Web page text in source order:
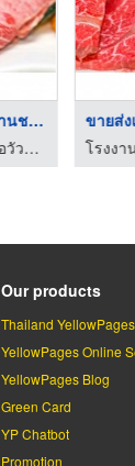
ขายส่งเนื้อวัวร้านชา ...
โรงงานผลิตเนื้อวัวสด แช่แข็ง แปรรูป - มีนาฟู้ดส์
ขายส่
Our products
Thailand YellowPages
YellowPages Online
YellowPages Blog
Green Card
YP Chatbot
Promotion